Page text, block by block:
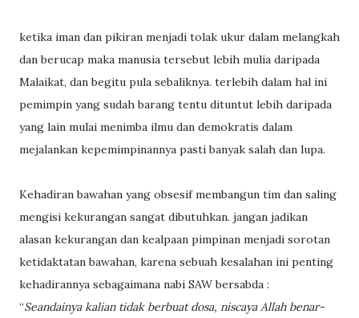
ketika iman dan pikiran menjadi tolak ukur dalam melangkah
dan berucap maka manusia tersebut lebih mulia daripada
Malaikat, dan begitu pula sebaliknya. terlebih dalam hal ini
pemimpin yang sudah barang tentu dituntut lebih daripada
yang lain mulai menimba ilmu dan demokratis dalam
mejalankan kepemimpinannya pasti banyak salah dan lupa.
Kehadiran bawahan yang obsesif membangun tim dan saling
mengisi kekurangan sangat dibutuhkan. jangan jadikan
alasan kekurangan dan kealpaan pimpinan menjadi sorotan
ketidaktatan bawahan, karena sebuah kesalahan ini penting
kehadirannya sebagaimana nabi SAW bersabda :
“Seandainya kalian tidak berbuat dosa, niscaya Allah benar-